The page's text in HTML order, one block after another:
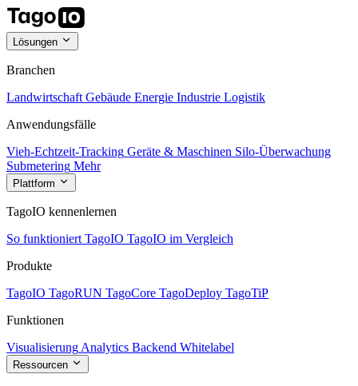
Lösungen
Branchen
Landwirtschaft Gebäude Energie Industrie Logistik
Anwendungsfälle
Vieh-Echtzeit-Tracking Geräte & Maschinen Silo-Überwachung
Submetering Mehr
Plattform
TagoIO kennenlernen
So funktioniert TagoIO TagoIO im Vergleich
Produkte
TagoIO TagoRUN TagoCore TagoDeploy TagoTiP
Funktionen
Visualisierung Analytics Backend Whitelabel
Ressourcen